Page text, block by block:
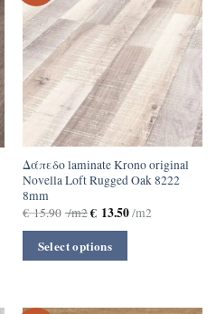
Δάπεδο laminate Krono original
Novella Loft Rugged Oak 8222
8mm
€15.90 /m2€13.50/m2
Select options